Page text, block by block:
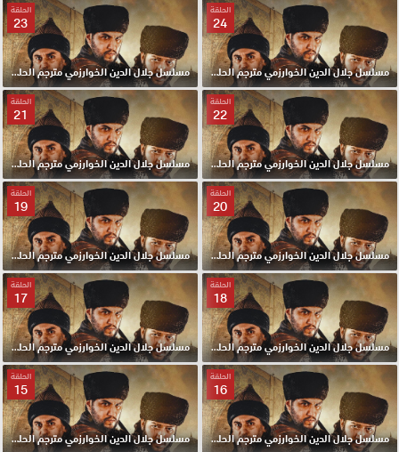
الحلقة
24
مسلسل جلال الدين الخوارزمي مترجم الحلقة 24 HD
الحلقة
23
مسلسل جلال الدين الخوارزمي مترجم الحلقة 23 HD
الحلقة
22
مسلسل جلال الدين الخوارزمي مترجم الحلقة 22 HD
الحلقة
21
مسلسل جلال الدين الخوارزمي مترجم الحلقة 21 HD
الحلقة
20
مسلسل جلال الدين الخوارزمي مترجم الحلقة 20 HD
الحلقة
19
مسلسل جلال الدين الخوارزمي مترجم الحلقة 19 HD
الحلقة
18
مسلسل جلال الدين الخوارزمي مترجم الحلقة 18 HD
الحلقة
17
مسلسل جلال الدين الخوارزمي مترجم الحلقة 17 HD
الحلقة
16
مسلسل جلال الدين الخوارزمي مترجم الحلقة 16 HD
الحلقة
15
مسلسل جلال الدين الخوارزمي مترجم الحلقة 15 HD